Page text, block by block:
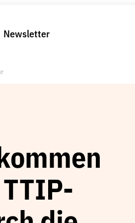
Newsletter